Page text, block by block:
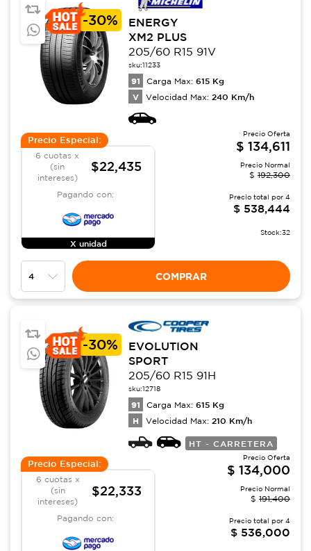
-30%
ENERGY
XM2 PLUS
205/60 R15 91V
sku:11233
91 Carga Max: 615 Kg
V Velocidad Max: 240 Km/h
Precio Especial:
6 cuotas x
(sin
intereses)
$22,435
Pagando con:
X unidad
Precio Oferta
$ 134,611
Precio Normal
$ 192,300
Precio total por 4
$ 538,444
Stock:32
COMPRAR
-30%
EVOLUTION
SPORT
205/60 R15 91H
sku:12718
91 Carga Max: 615 Kg
H Velocidad Max: 210 Km/h
HT - CARRETERA
Precio Especial:
6 cuotas x
(sin
intereses)
$22,333
Pagando con:
Precio Oferta
$ 134,000
Precio Normal
$ 191,400
Precio total por 4
$ 536,000